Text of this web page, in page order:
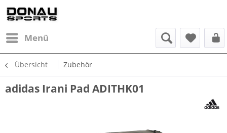
Menü
Übersicht Zubehör
adidas Irani Pad ADITHK01